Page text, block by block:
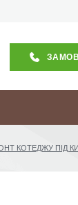
КОТЕДЖУ ПІД